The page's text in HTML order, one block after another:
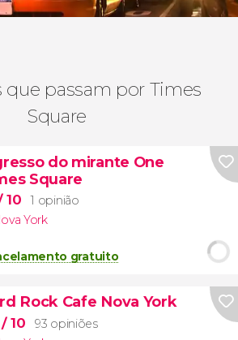
passam por Times
Square
do mirante One
Square
10
1 opinião
York
gratuito
Rock Cafe Nova York
/ 10
93 opiniões